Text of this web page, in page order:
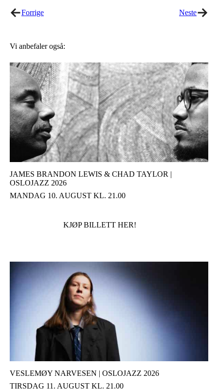
Forrige Neste
Vi anbefaler også:
JAMES BRANDON LEWIS & CHAD TAYLOR |
OSLOJAZZ 2026
MANDAG 10. AUGUST KL. 21.00
KJØP BILLETT HER!
VESLEMØY NARVESEN | OSLOJAZZ 2026
TIRSDAG 11. AUGUST KL. 21.00